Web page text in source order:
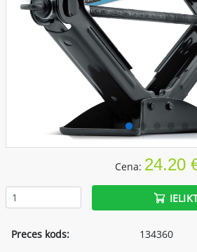
Cena: 24.20
Preces kods:
134360